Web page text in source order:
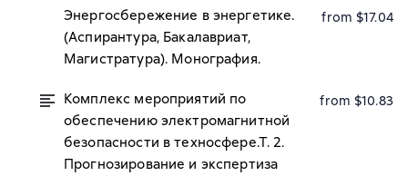
Энергосбережение в энергетике.
(Аспирантура, Бакалавриат,
Магистратура). Монография.
from $17.04
Комплекс мероприятий по
обеспечению электромагнитной
безопасности в техносфере.Т. 2.
Прогнозирование и экспертиза
from $10.83